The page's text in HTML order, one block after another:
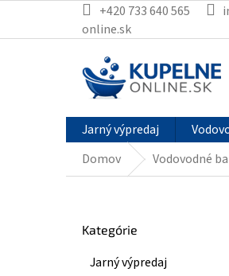
obsah
+420 733 640 565
online.sk
Jarný výpredaj
Domov
Vodovodné
kategórie
Kategórie
Jarný výpredaj